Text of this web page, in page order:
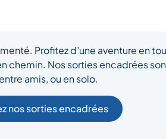
Profitez d’une aventure en
chemin. Nos sorties encadrées
amis, ou en solo.
nos sorties encadrées